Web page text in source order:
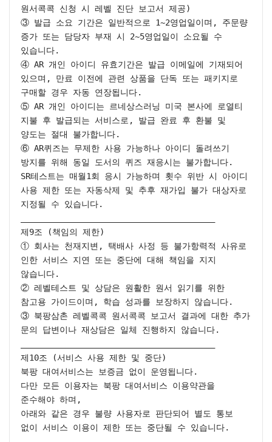
원서콕콕 신청 시 레벨 진단 보고서 제공)
③ 발급 소요 기간은 일반적으로 1~2영업일이며, 주문량
증가 또는 담당자 부재 시 2~5영업일이 소요될 수
있습니다.
④ AR 개인 아이디 유효기간은 발급 이메일에 기재되어
있으며, 만료 이전에 관련 상품을 단독 또는 패키지로
구매할 경우 자동 연장됩니다.
⑤ AR 개인 아이디는 르네상스러닝 미국 본사에 로열티
지불 후 발급되는 서비스로, 발급 완료 후 환불 및
양도는 절대 불가합니다.
⑥ AR퀴즈는 무제한 사용 가능하나 아이디 돌려쓰기
방지를 위해 동일 도서의 퀴즈 재응시는 불가합니다.
SR테스트는 매월1회 응시 가능하며 횟수 위반 시 아이디
사용 제한 또는 자동삭제 및 추후 재가입 불가 대상자로
지정될 수 있습니다.
제9조 (책임의 제한)
① 회사는 천재지변, 택배사 사정 등 불가항력적 사유로
인한 서비스 지연 또는 중단에 대해 책임을 지지
않습니다.
② 레벨테스트 및 상담은 원활한 원서 읽기를 위한
참고용 가이드이며, 학습 성과를 보장하지 않습니다.
③ 북팡삼촌 레벨콕콕 원서콕콕 보고서 결과에 대한 추가
문의 답변이나 재상담은 일체 진행하지 않습니다.
제10조 (서비스 사용 제한 및 중단)
북팡 대여서비스는 보증금 없이 운영됩니다.
다만 모든 이용자는 북팡 대여서비스 이용약관을
준수해야 하며,
아래와 같은 경우 불량 사용자로 판단되어 별도 통보
없이 서비스 이용이 제한 또는 중단될 수 있습니다.